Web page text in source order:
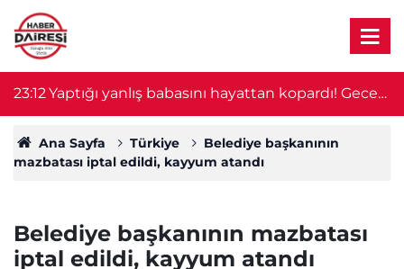
23:12Yaptığı yanlış babasını hayattan kopardı! Gece
nöbeti kabusa döndü
Ana Sayfa Türkiye
Belediye başkanının
mazbatası iptal edildi, kayyum atandı
Belediye başkanının mazbatası
iptal edildi, kayyum atandı